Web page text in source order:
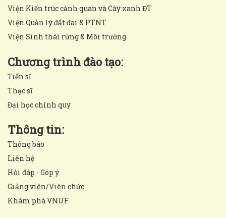
Viện Kiến trúc cảnh quan và Cây xanh ĐT
Viện Quản lý đất đai & PTNT
Viện Sinh thái rừng & Môi trường
Chương trình đào tạo:
Tiến sĩ
Thạc sĩ
Đại học chính quy
Thông tin:
Thông báo
Liên hệ
Hỏi đáp - Góp ý
Giảng viên/Viên chức
Khám phá VNUF